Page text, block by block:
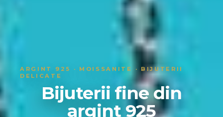
ARGINT 925 · MOISSANITE · BIJUTERII
DELICATE
Bijuterii fine din
argint 925